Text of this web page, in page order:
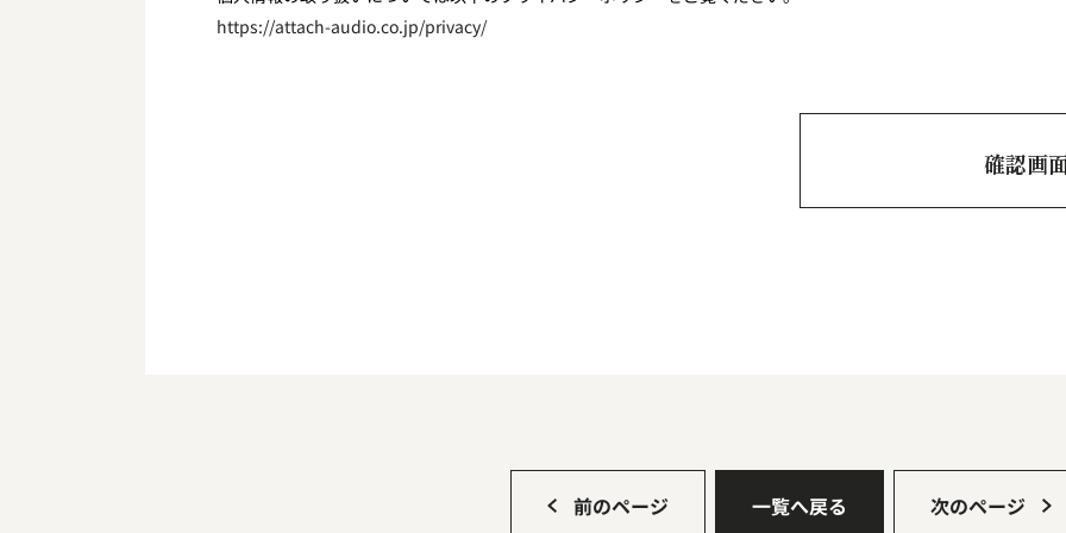
https://attach-audio.co.jp/privacy/
前のページ 一覧へ戻る 次のページ